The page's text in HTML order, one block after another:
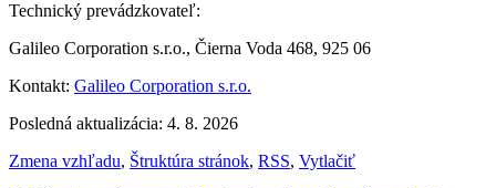
Technický prevádzkovateľ:
Galileo Corporation s.r.o., Čierna Voda 468, 925 06
Kontakt: Galileo Corporation s.r.o.
Posledná aktualizácia: 4. 8. 2026
Zmena vzhľadu, Štruktúra stránok, RSS, Vytlačiť